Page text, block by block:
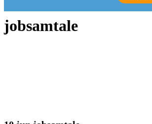
jobsamtale